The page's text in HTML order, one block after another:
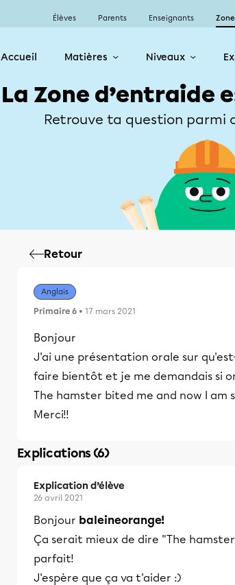
Élèves Parents Enseignants
Accueil Matières Niveaux
La Zone d’entraide
Retrouve ta question parmi
Retour
Anglais
Primaire 6 • 17 mars 2021
Bonjour
J'ai une présentation orale sur
faire bientôt et je me demandais si
The hamster bited me and now I am
Merci!!
Explications (6)
Explication d’élève
26 avril 2021
Bonjour baleineorange!
Ça serait mieux de dire "The
parfait!
J'espère que ça va t'aider :)